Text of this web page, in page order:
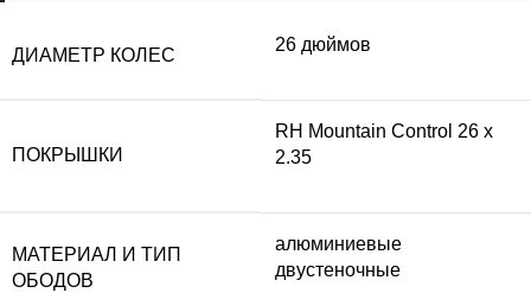
ДИАМЕТР КОЛЕС
26 дюймов
ПОКРЫШКИ
RH Mountain Control 26 х
2.35
МАТЕРИАЛ И ТИП
ОБОДОВ
алюминиевые
двустеночные